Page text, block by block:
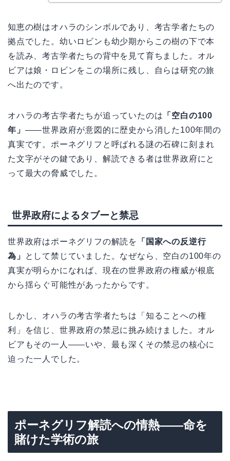
知恵の樹はオハラのシンボルであり、考古学者たちの
拠点でした。幼いロビンも幼少期からこの樹の下で本
を読み、考古学者たちの背中を見て育ちました。オル
ビアは娘・ロビンをこの場所に残し、自らは研究の旅
へ出たのです。
オハラの考古学者たちが追っていたのは 「空白の100
年」 ——世界政府が意図的に歴史から消した100年間の
真実です。ポーネグリフと呼ばれる謎の石碑に刻まれ
た文字がその鍵であり、解読できる者は世界政府にと
って最大の脅威でした。
世界政府によるタブーと禁忌
世界政府はポーネグリフの解読を
「国家への反逆行
為」
として禁じていました。なぜなら、空白の100年の
真実が明らかになれば、現在の世界政府の権威が根底
から揺らぐ可能性があったからです。
しかし、オハラの考古学者たちは「知ることへの権
利」を信じ、世界政府の禁忌に挑み続けました。オル
ビアもその一人——いや、最も深くその禁忌の核心に
迫った一人でした。
ポーネグリフ解読への情熱——命を
賭けた学術の旅